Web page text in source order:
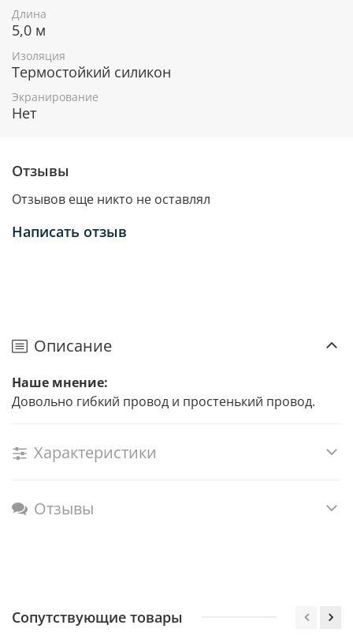
Длина
5,0 м
Изоляция
Термостойкий силикон
Экранирование
Нет
Отзывы
Отзывов еще никто не оставлял
Написать отзыв
Описание
Наше мнение:
Довольно гибкий провод и простенький провод.
Характеристики
Отзывы
Сопутствующие товары